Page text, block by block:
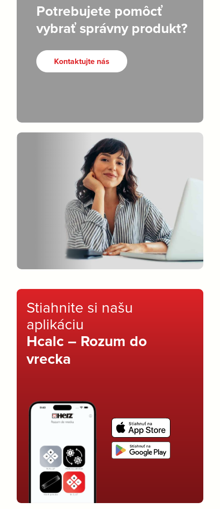
Potrebujete pomôcť
vybrať správny produkt?
Kontaktujte nás
Stiahnite si našu
aplikáciu
Hcalc – Rozum do
vrecka